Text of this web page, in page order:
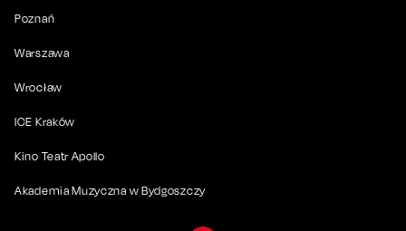
Poznań
Warszawa
Wrocław
ICE Kraków
Kino Teatr Apollo
Akademia Muzyczna w Bydgoszczy